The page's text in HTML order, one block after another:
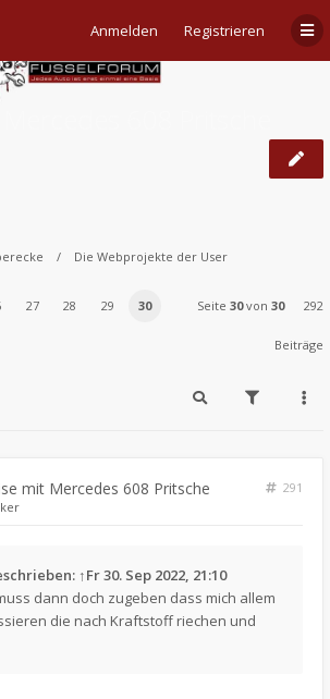
Anmelden Registrieren
Die Webprojekte der User
27 28 29 30 Seite 30von 30 292
Beiträge
mit Mercedes 608 Pritsche
291
↑Fr 30. Sep 2022, 21:10
dann doch zugeben dass mich allem
die nach Kraftstoff riechen und